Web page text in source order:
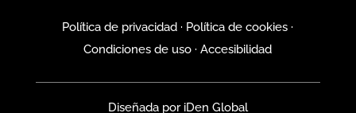
Política de privacidad · Política de cookies ·
Condiciones de uso ·Accesibilidad
Diseñada poriDen Global